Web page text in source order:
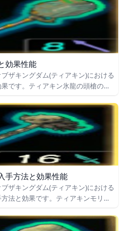
効果性能
ザキングダム(ティアキン)における
です。ティアキン氷龍の頭槍の入
手方法と効果性能
ザキングダム(ティアキン)における
法と効果です。ティアキンモリブ
います。